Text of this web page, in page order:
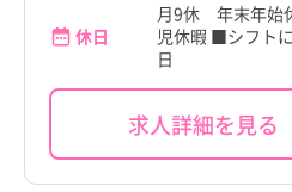
休日
月9休 年末年
児休暇 ■シフト
日
求人詳細を見る